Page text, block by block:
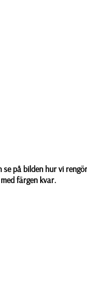
se på bilden hur vi
färgen kvar.